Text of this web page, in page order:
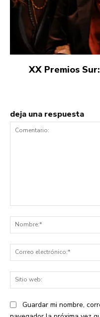
XX Premios
deja una respuesta
Guardar mi nombre,